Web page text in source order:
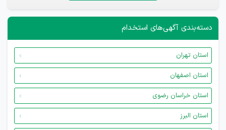
دسته‌بندی آگهی‌های استخدام
استان تهران
استان اصفهان
استان خراسان رضوی
استان البرز